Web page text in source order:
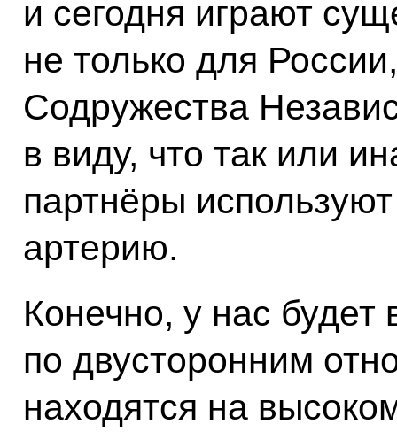
и сегодня играют
не только для
Содружества
в виду, что так или
партнёры
артерию.
Конечно, у нас будет
по двусторонним
находятся на